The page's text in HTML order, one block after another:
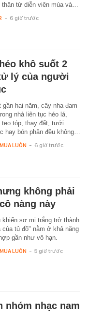
thân từ diễn viên múa và…
- 6 giờ trước
khô suốt 2
lý của người
gần hai năm, cây nha đam
nhà liên tục héo lá,
teo tóp, thay đất, tưới
hay bón phân đều không…
LUÔN - 6 giờ trước
không phải
nàng này
khiến sơ mi trắng trở thành
của tủ đồ" nằm ở khả năng
gần như vô hạn.
LUÔN - 5 giờ trước
nhóm nhạc nam